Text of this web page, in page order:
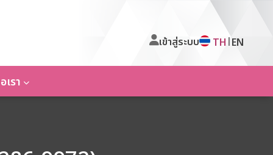
เข้าสู่ระบบ TH | EN
รา